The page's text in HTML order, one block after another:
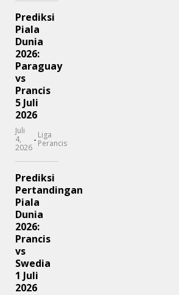
Prediksi
Piala
Dunia
2026:
Paraguay
vs
Prancis
5 Juli
2026
Juli
4,
2026
- Liga
Perancis
Prediksi
Pertandingan
Piala
Dunia
2026:
Prancis
vs
Swedia
1 Juli
2026